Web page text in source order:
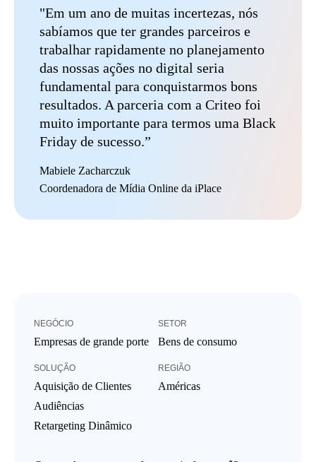
NEGÓCIO
Empresas de grande porte
SETOR
Bens de consumo
SOLUÇÃO
Aquisição de Clientes
Audiências
Retargeting Dinâmico
REGIÃO
Américas
"Em um ano de muitas incertezas, nós
sabíamos que ter grandes parceiros e
trabalhar rapidamente no planejamento
das nossas ações no digital seria
fundamental para conquistarmos bons
resultados. A parceria com a Criteo foi
muito importante para termos uma Black
Friday de sucesso.”
Mabiele Zacharczuk
Coordenadora de Mídia Online da iPlace